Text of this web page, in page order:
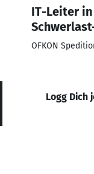
IT-Leiter
OFKON
Logg Dich